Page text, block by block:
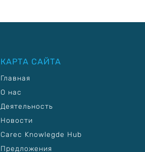
КАРТА САЙТА
Главная
О нас
Деятельность
Новости
Carec Knowlegde Hub
Предложения